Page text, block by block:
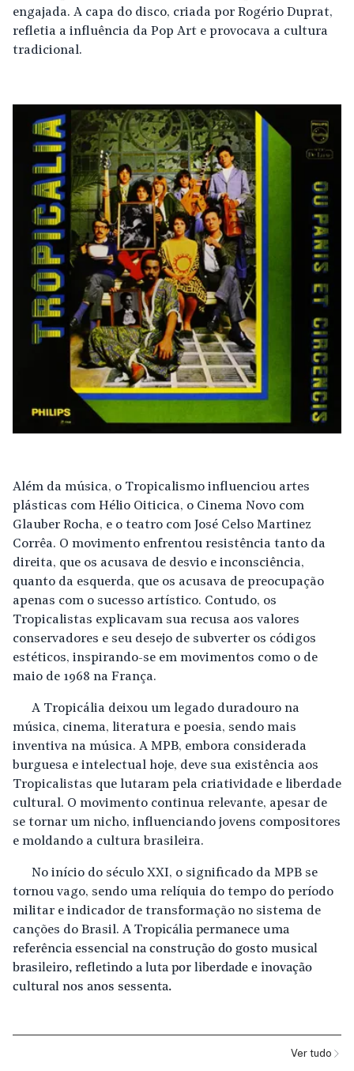
engajada. A capa do disco, criada por Rogério Duprat,
refletia a influência da Pop Art e provocava a cultura
tradicional.
Além da música, o Tropicalismo influenciou artes
plásticas com Hélio Oiticica, o Cinema Novo com
Glauber Rocha, e o teatro com José Celso Martinez
Corrêa. O movimento enfrentou resistência tanto da
direita, que os acusava de desvio e inconsciência,
quanto da esquerda, que os acusava de preocupação
apenas com o sucesso artístico. Contudo, os
Tropicalistas explicavam sua recusa aos valores
conservadores e seu desejo de subverter os códigos
estéticos, inspirando-se em movimentos como o de
maio de 1968 na França.
A Tropicália deixou um legado duradouro na
música, cinema, literatura e poesia, sendo mais
inventiva na música. A MPB, embora considerada
burguesa e intelectual hoje, deve sua existência aos
Tropicalistas que lutaram pela criatividade e liberdade
cultural. O movimento continua relevante, apesar de
se tornar um nicho, influenciando jovens compositores
e moldando a cultura brasileira.
No início do século XXI, o significado da MPB se
tornou vago, sendo uma relíquia do tempo do período
militar e indicador de transformação no sistema de
canções do Brasil. A Tropicália permanece uma
referência essencial na construção do gosto musical
brasileiro, refletindo a luta por liberdade e inovação
cultural nos anos sessenta.
Ver tudo